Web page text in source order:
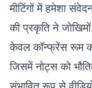
मीटिंगों में हमेशा
की प्रकृति ने
केवल कॉन्फ्रेंस रूम की
जिसमें नोट्स को